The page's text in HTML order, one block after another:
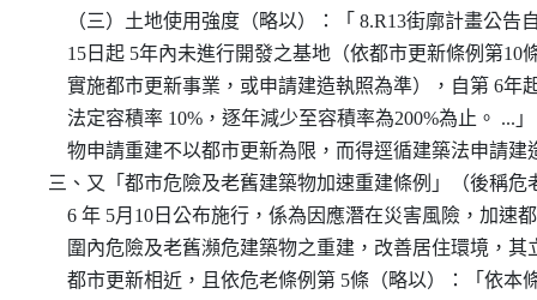
（三）土地使用強度（略以）：「 8.R13街廓計畫公告
15日起 5年內未進行開發之基地（依都市更新條例第10
實施都市更新事業，或申請建造執照為準），自第 6年
法定容積率 10%，逐年減少至容積率為200%為止。 ...
物申請重建不以都市更新為限，而得逕循建築法申請建
三、又「都市危險及老舊建築物加速重建條例」（後稱危
6 年 5月10日公布施行，係為因應潛在災害風險，加速
圍內危險及老舊瀕危建築物之重建，改善居住環境，
都市更新相近，且依危老條例第 5條（略以）：「依本